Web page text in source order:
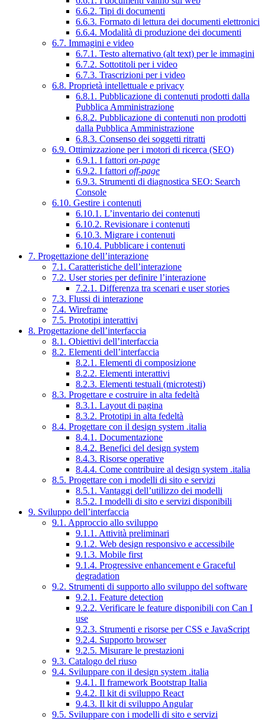
6.6.2. Tipi di documenti
6.6.3. Formato di lettura dei documenti elettronici
6.6.4. Modalità di produzione dei documenti
6.7. Immagini e video
6.7.1. Testo alternativo (alt text) per le immagini
6.7.2. Sottotitoli per i video
6.7.3. Trascrizioni per i video
6.8. Proprietà intellettuale e privacy
6.8.1. Pubblicazione di contenuti prodotti dalla
Pubblica Amministrazione
6.8.2. Pubblicazione di contenuti non prodotti
dalla Pubblica Amministrazione
6.8.3. Consenso dei soggetti ritratti
6.9. Ottimizzazione per i motori di ricerca (SEO)
6.9.1. I fattori on-page
6.9.2. I fattori off-page
6.9.3. Strumenti di diagnostica SEO: Search
Console
6.10. Gestire i contenuti
6.10.1. L’inventario dei contenuti
6.10.2. Revisionare i contenuti
6.10.3. Migrare i contenuti
6.10.4. Pubblicare i contenuti
7. Progettazione dell’interazione
7.1. Caratteristiche dell’interazione
7.2. User stories per definire l’interazione
7.2.1. Differenza tra scenari e user stories
7.3. Flussi di interazione
7.4. Wireframe
7.5. Prototipi interattivi
8. Progettazione dell’interfaccia
8.1. Obiettivi dell’interfaccia
8.2. Elementi dell’interfaccia
8.2.1. Elementi di composizione
8.2.2. Elementi interattivi
8.2.3. Elementi testuali (microtesti)
8.3. Progettare e costruire in alta fedeltà
8.3.1. Layout di pagina
8.3.2. Prototipi in alta fedeltà
8.4. Progettare con il design system .italia
8.4.1. Documentazione
8.4.2. Benefici del design system
8.4.3. Risorse operative
8.4.4. Come contribuire al design system .italia
8.5. Progettare con i modelli di sito e servizi
8.5.1. Vantaggi dell’utilizzo dei modelli
8.5.2. I modelli di sito e servizi disponibili
9. Sviluppo dell’interfaccia
9.1. Approccio allo sviluppo
9.1.1. Attività preliminari
9.1.2. Web design responsivo e accessibile
9.1.3. Mobile first
9.1.4. Progressive enhancement e Graceful
degradation
9.2. Strumenti di supporto allo sviluppo del software
9.2.1. Feature detection
9.2.2. Verificare le feature disponibili con Can I
use
9.2.3. Strumenti e risorse per CSS e JavaScript
9.2.4. Supporto browser
9.2.5. Misurare le prestazioni
9.3. Catalogo del riuso
9.4. Sviluppare con il design system .italia
9.4.1. Il framework Bootstrap Italia
9.4.2. Il kit di sviluppo React
9.4.3. Il kit di sviluppo Angular
9.5. Sviluppare con i modelli di sito e servizi